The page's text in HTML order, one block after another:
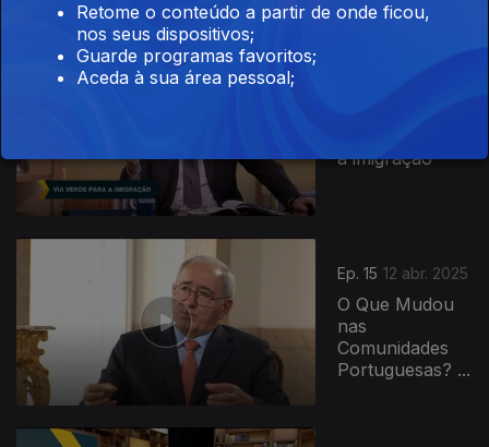
a imigração
Ep. 15 12 abr. 2025
O Que Mudou
nas
Comunidades
Portuguesas? ...
Retome o conteúdo a partir de onde ficou,
nos seus dispositivos;
Guarde programas favoritos;
Aceda à sua área pessoal;